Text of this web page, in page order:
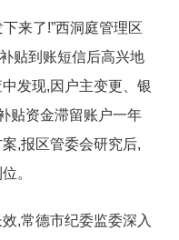
来了!”西洞庭管理区
贴到账短信后高兴地
发现,因户主变更、银
贴资金滞留账户一年
,报区管委会研究后,
。
,常德市纪委监委深入